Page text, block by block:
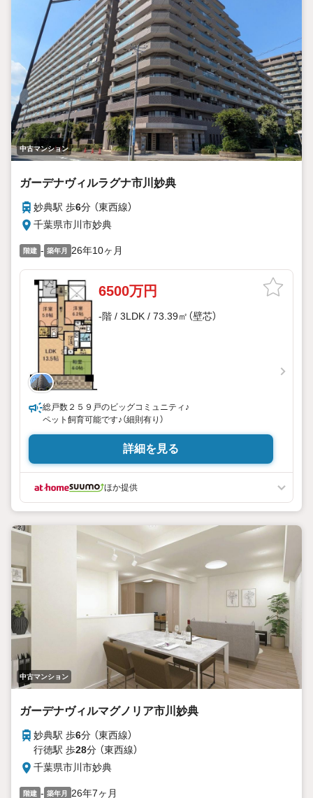
中古マンション
ガーデナヴィルラグナ市川妙典
妙典駅 歩6分 （東西線）
千葉県市川市妙典
階建 - 築年月 26年10ヶ月
6500万円
-階 / 3LDK / 73.39㎡（壁芯）
総戸数２５９戸のビッグコミュニティ♪
ペット飼育可能です♪（細則有り）
詳細を見る
ほか提供
中古マンション
ガーデナヴィルマグノリア市川妙典
妙典駅 歩6分 （東西線）
行徳駅 歩28分 （東西線）
千葉県市川市妙典
階建 - 築年月 26年7ヶ月